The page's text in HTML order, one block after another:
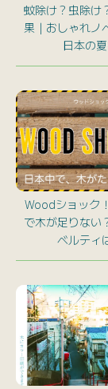
蚊除け？虫除け
果｜おしゃれノ
日本の
Woodショック
で木が足りない
ベルティ